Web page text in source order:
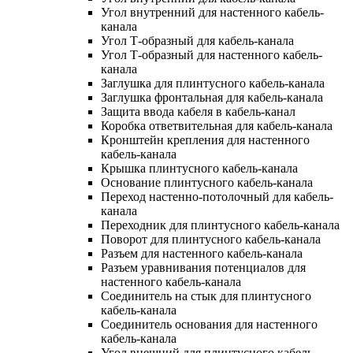
Угол внутренний для настенного кабель-
канала
Угол Т-образный для кабель-канала
Угол Т-образный для настенного кабель-
канала
Заглушка для плинтусного кабель-канала
Заглушка фронтальная для кабель-канала
Защита ввода кабеля в кабель-канал
Коробка ответвительная для кабель-канала
Кронштейн крепления для настенного
кабель-канала
Крышка плинтусного кабель-канала
Основание плинтусного кабель-канала
Переход настенно-потолочный для кабель-
канала
Переходник для плинтусного кабель-канала
Поворот для плинтусного кабель-канала
Разъем для настенного кабель-канала
Разъем уравнивания потенциалов для
настенного кабель-канала
Соединитель на стык для плинтусного
кабель-канала
Соединитель основания для настенного
кабель-канала